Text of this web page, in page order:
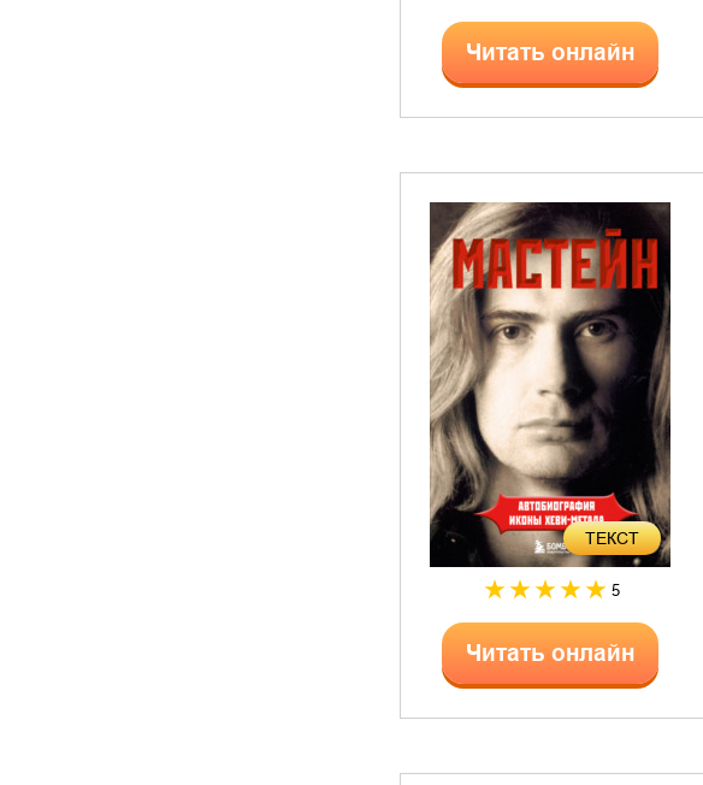
Читать онлайн
ТЕКСТ
5
Читать онлайн